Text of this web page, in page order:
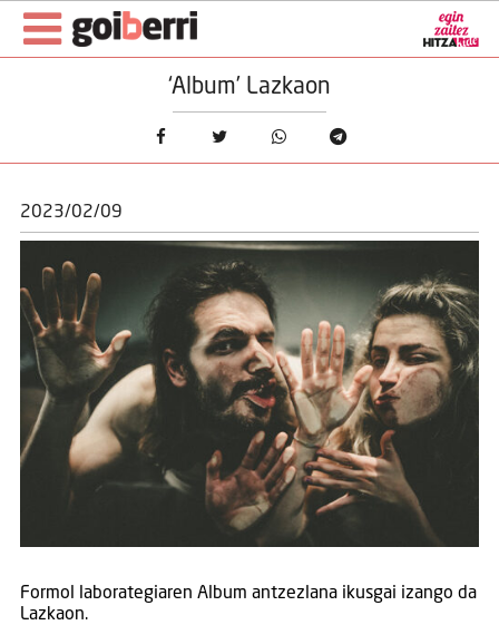
‘Album’ Lazkaon
2023/02/09
Formol laborategiaren Album antzezlana ikusgai izango da
Lazkaon.